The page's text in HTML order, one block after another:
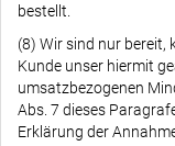
bestellt.
(8) Wir sind nur bereit,
Kunde unser hiermit
umsatzbezogenen
Abs. 7 dieses
Erklärung der